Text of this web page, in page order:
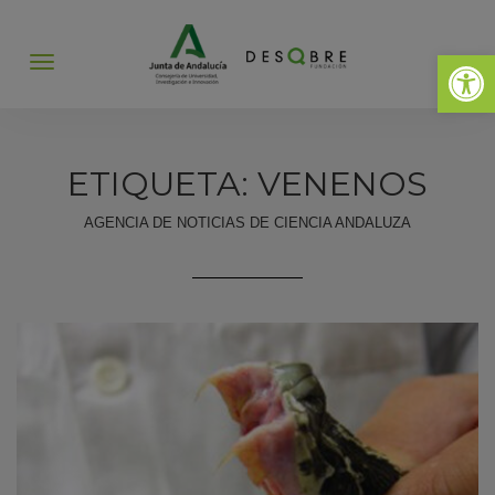
Abrir
Abrir
ETIQUETA: VENENOS
AGENCIA DE NOTICIAS DE CIENCIA ANDALUZA